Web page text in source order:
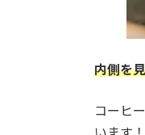
内側を
コーヒ